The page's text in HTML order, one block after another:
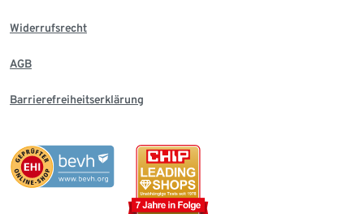
Widerrufsrecht
AGB
Barrierefreiheitserklärung